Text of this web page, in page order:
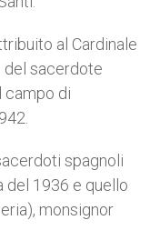
al Cardinale
del sacerdote
campo di
spagnoli
del 1936 e quello
monsignor